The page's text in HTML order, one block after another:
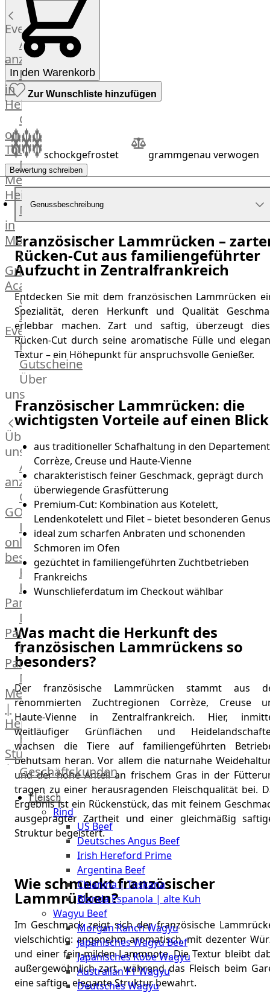
Küchenhelfer
Grillgeräte
Beefer®
Gasgrills
Big
Green
Egg
Grill
Nesmuk
Berkel
Dry
Aging
Schrank
Bücher
Poster
Events
Alle
anzeigen
Fleischkompetenz
in
Heinsberg
OTTO
on
Tour
Männer
Metzger
Heinsberg
Markthalle
in
Mönchengladbach
Weber®
Grill
Academy
OTTO@Home
Individuelle
Events
Partner
Kalender
Gästehaus
Villa
Glanzstoff
Gutscheine
Über
uns
Über
uns
Alle
anzeigen
OTTO
GOURMET
Lebensmittel
online
bestellen
Karriere
Kochschul-
Partner
Depot-
Partner
Frischetheken-
Partner
Männer
Metzger
|
Heinsberg
Feinkost
Stüttgen
|
Düsseldorf
The
Meat
Club
Geschäftskunden
Fleisch
Rind
US Beef
Deutsches Angus Beef
Irish Hereford Prime
Argentina Beef
Chianina | Toskana
Blonda Espanola | alte Kuh
Wagyu Beef
Morgan Ranch Wagyu
Japanisches Wagyu Beef
Japanisches Kobe Wagyu
Australian F1 Wagyu
Deutsches Wagyu
In den Warenkorb
Zur Wunschliste hinzufügen
schockgefrostet grammgenau verwogen
Bewertung schreiben
Genussbeschreibung
Französischer Lammrücken –
Rücken-Cut aus familiengeführter
Aufzucht in Zentralfrankreich
Entdecken Sie mit dem französischen Lammrücken
Spezialität, deren Herkunft und Qualität
erlebbar machen. Zart und saftig, überzeugt
Rücken-Cut durch seine aromatische Fülle und
Textur – ein Höhepunkt für anspruchsvolle Genießer.
Französischer Lammrücken: die
wichtigsten Vorteile auf einen Blick
aus traditioneller Schafhaltung in den
Corrèze, Creuse und Haute-Vienne
charakteristisch feiner Geschmack, geprägt durch
überwiegende Grasfütterung
Premium-Cut: Kombination aus Kotelett,
Lendenkotelett und Filet – bietet besonderen
ideal zum scharfen Anbraten und schonenden
Schmoren im Ofen
gezüchtet in familiengeführten Zuchtbetrieben
Frankreichs
Wunschlieferdatum im Checkout wählbar
Was macht die Herkunft des
französischen Lammrückens so
besonders?
Der französische Lammrücken stammt aus
renommierten Zuchtregionen Corrèze, Creuse
Haute-Vienne in Zentralfrankreich. Hier,
weitläufiger Grünflächen und
wachsen die Tiere auf familiengeführten
behutsam heran. Vor allem die naturnahe
und der hohe Anteil an frischem Gras in der
tragen zu einer herausragenden Fleischqualität bei.
Ergebnis ist ein Rückenstück, das mit feinem
ausgeprägter Zartheit und einer gleichmäßig
Struktur begeistert.
Wie schmeckt französischer
Lammrücken?
Im Geschmack zeigt sich der französische
vielschichtig: angenehm aromatisch, mit dezenter
und einer fein-milden Lammnote. Die Textur bleibt
außergewöhnlich zart, während das Fleisch beim
eine saftige, elegante Struktur bewahrt.